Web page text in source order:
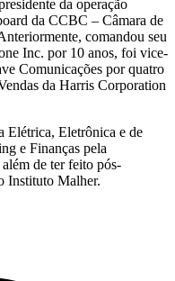
da operação
da CCBC – Câmara de
comandou seu
Inc. por 10 anos, foi vice-
Comunicações por quatro
da Harris Corporation
Elétrica, Eletrônica e de
e Finanças pela
de ter feito pós-
Instituto Malher.